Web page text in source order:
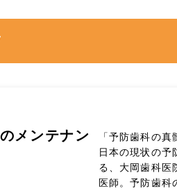
メンテナン
「予防歯科の
日本の現状の予
る、大岡歯科医
医師。予防歯科